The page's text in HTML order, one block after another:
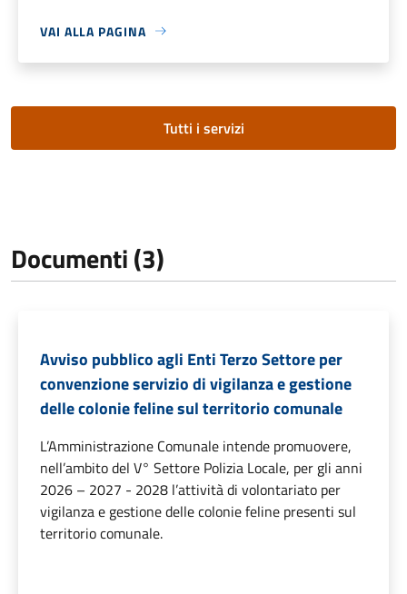
VAI ALLA PAGINA
Tutti i servizi
Documenti (3)
Avviso pubblico agli Enti Terzo Settore per
convenzione servizio di vigilanza e gestione
delle colonie feline sul territorio comunale
L’Amministrazione Comunale intende promuovere,
nell’ambito del V° Settore Polizia Locale, per gli anni
2026 – 2027 - 2028 l’attività di volontariato per
vigilanza e gestione delle colonie feline presenti sul
territorio comunale.